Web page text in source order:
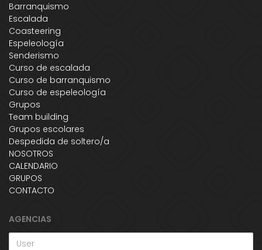
Barranquismo
Escalada
Coasteering
Espeleología
Senderismo
Curso de escalada
Curso de barranquismo
Curso de espeleología
Grupos
Team building
Grupos escolares
Despedida de soltero/a
NOSOTROS
CALENDARIO
GRUPOS
CONTACTO
AGENCIAS